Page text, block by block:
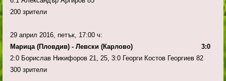
200 зрители
29 април 2016, петък, 17:00 ч:
Марица (Пловдив) - Левски (Карлово) 3:0
2:0 Борислав Никифоров 21, 25, 3:0 Георги Костов Георгиев 82
300 зрители